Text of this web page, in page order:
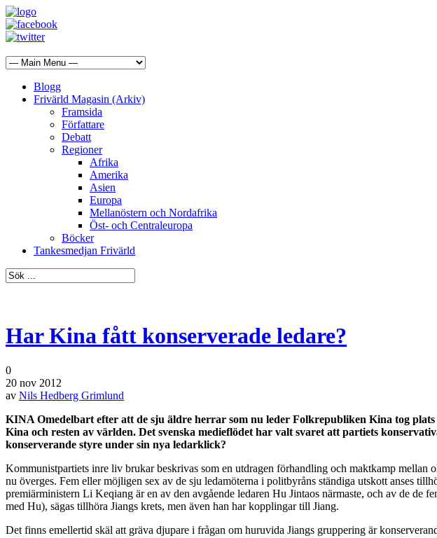
Blogg
Frivärld Magasin (Arkiv)
Framsida
Författare
Debatt
Regioner
Afrika
Amerika
Asien
Europa
Mellanöstern och Nordafrika
Öst- och Centraleuropa
Böcker
Tankesmedjan Frivärld
Har Kina fått konserverade ledare?
0
20 nov 2012
av Nils Hedberg Grimlund
KINA Omedelbart efter att de sju äldre herrar som nu leder Folkrepubliken Kina tog
Kina och resten av världen. Det svenska medieflödet har valt svaret att partiets
konserverande styre under sin nya ledarklick?
Kommunistpartiets inre liv brukar beskrivas som en utdragen förhandling och maktkamp mellan
nu överges. Fem eller möjligen sex av de sju ledamöterna i politbyråns ständiga utskott anses
premiärministern Li Keqiang är en av den avgående ledaren Hu Jintaos närmaste, och av de
med Hu), sägas tillhöra Jiangs krets, men även han har kopplingar till Jiang.
Det finns emellertid skäl att gräva djupare i frågan om huruvida Jiangs gruppering är